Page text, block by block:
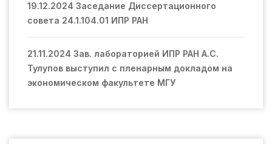
19.12.2024 Заседание Диссертационного
совета 24.1.104.01 ИПР РАН
21.11.2024 Зав. лабораторией ИПР РАН А.С.
Тулупов выступил с пленарным докладом на
экономическом факультете МГУ